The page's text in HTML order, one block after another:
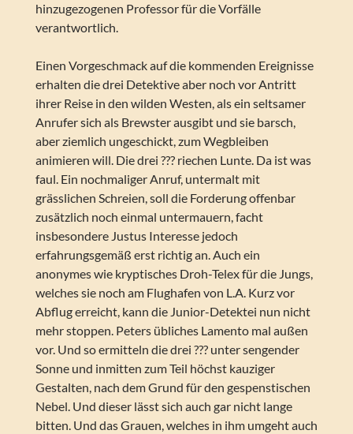
hinzugezogenen Professor für die Vorfälle
verantwortlich.
Einen Vorgeschmack auf die kommenden Ereignisse
erhalten die drei Detektive aber noch vor Antritt
ihrer Reise in den wilden Westen, als ein seltsamer
Anrufer sich als Brewster ausgibt und sie barsch,
aber ziemlich ungeschickt, zum Wegbleiben
animieren will. Die drei ??? riechen Lunte. Da ist was
faul. Ein nochmaliger Anruf, untermalt mit
grässlichen Schreien, soll die Forderung offenbar
zusätzlich noch einmal untermauern, facht
insbesondere Justus Interesse jedoch
erfahrungsgemäß erst richtig an. Auch ein
anonymes wie kryptisches Droh-Telex für die Jungs,
welches sie noch am Flughafen von L.A. Kurz vor
Abflug erreicht, kann die Junior-Detektei nun nicht
mehr stoppen. Peters übliches Lamento mal außen
vor. Und so ermitteln die drei ??? unter sengender
Sonne und inmitten zum Teil höchst kauziger
Gestalten, nach dem Grund für den gespenstischen
Nebel. Und dieser lässt sich auch gar nicht lange
bitten. Und das Grauen, welches in ihm umgeht auch